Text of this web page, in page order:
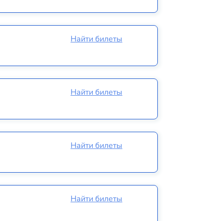
Найти билеты
Найти билеты
Найти билеты
Найти билеты